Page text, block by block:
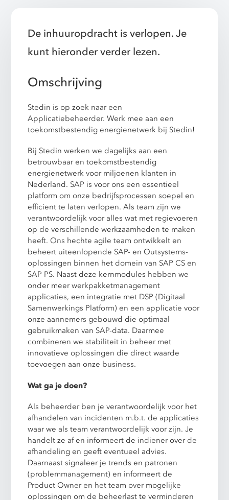
De inhuuropdracht is verlopen. Je
kunt hieronder verder lezen.
Omschrijving
Stedin is op zoek naar een
Applicatiebeheerder. Werk mee aan een
toekomstbestendig energienetwerk bij Stedin!
Bij Stedin werken we dagelijks aan een
betrouwbaar en toekomstbestendig
energienetwerk voor miljoenen klanten in
Nederland. SAP is voor ons een essentieel
platform om onze bedrijfsprocessen soepel en
efficient te laten verlopen. Als team zijn we
verantwoordelijk voor alles wat met regievoeren
op de verschillende werkzaamheden te maken
heeft. Ons hechte agile team ontwikkelt en
beheert uiteenlopende SAP- en Outsystems-
oplossingen binnen het domein van SAP CS en
SAP PS. Naast deze kernmodules hebben we
onder meer werkpakketmanagement
applicaties, een integratie met DSP (Digitaal
Samenwerkings Platform) en een applicatie voor
onze aannemers gebouwd die optimaal
gebruikmaken van SAP-data. Daarmee
combineren we stabiliteit in beheer met
innovatieve oplossingen die direct waarde
toevoegen aan onze business.
Wat ga je doen?
Als beheerder ben je verantwoordelijk voor het
afhandelen van incidenten m.b.t. de applicaties
waar we als team verantwoordelijk voor zijn. Je
handelt ze af en informeert de indiener over de
afhandeling en geeft eventueel advies.
Daarnaast signaleer je trends en patronen
(problemmanagement) en informeert de
Product Owner en het team over mogelijke
oplossingen om de beheerlast te verminderen